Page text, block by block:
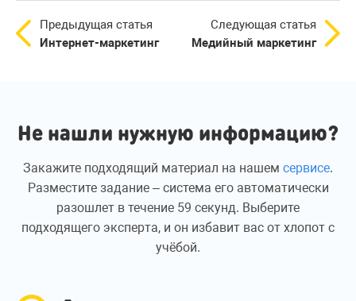
Предыдущая статья
Интернет-маркетинг
Следующая статья
Медийный маркетинг
Не нашли нужную информацию?
Закажите подходящий материал на нашем сервисе.
Разместите задание – система его автоматически
разошлет в течение 59 секунд. Выберите
подходящего эксперта, и он избавит вас от хлопот с
учёбой.